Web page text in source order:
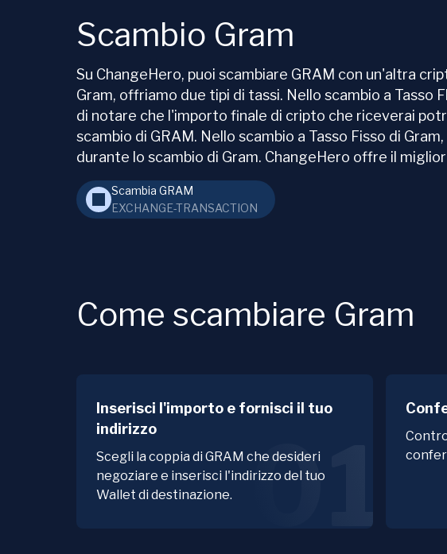
Scambio Gram
Su ChangeHero, puoi scambiare GRAM con un'altra
Gram, offriamo due tipi di tassi. Nello scambio a
di notare che l'importo finale di cripto che riceverai
scambio di GRAM. Nello scambio a Tasso Fisso di
durante lo scambio di Gram. ChangeHero offre il
Scambia GRAM
EXCHANGE-TRANSACTION
Come scambiare Gram
Inserisci l'importo e fornisci il tuo
indirizzo
Scegli la coppia di GRAM che desideri
negoziare e inserisci l'indirizzo del tuo
Wallet di destinazione.
01